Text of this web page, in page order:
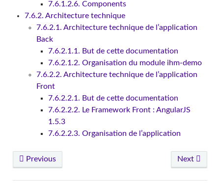
7.6.1.2.6. Components
7.6.2. Architecture technique
7.6.2.1. Architecture technique de l’application
Back
7.6.2.1.1. But de cette documentation
7.6.2.1.2. Organisation du module ihm-demo
7.6.2.2. Architecture technique de l’application
Front
7.6.2.2.1. But de cette documentation
7.6.2.2.2. Le Framework Front : AngularJS
1.5.3
7.6.2.2.3. Organisation de l’application
Previous Next